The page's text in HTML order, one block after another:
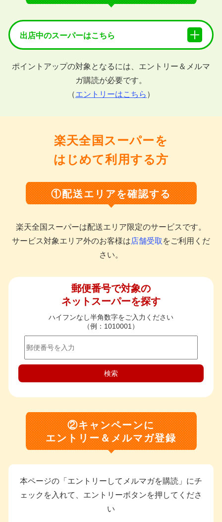
出店中のスーパーはこちら
ポイントアップの対象となるには、エントリー＆メルマ
ガ購読が必要です。
（エントリーはこちら ）
楽天全国スーパーを
はじめて利用する方
①配送エリアを確認する
楽天全国スーパーは配送エリア限定のサービスです。
サービス対象エリア外のお客様は店舗受取 をご利用くだ
さい。
郵便番号で対象の
ネットスーパーを探す
ハイフンなし半角数字をご入力ください
（例：1010001）
検索
②キャンペーンに
エントリー＆メルマガ登録
本ページの「エントリーしてメルマガを購読」にチ
ェックを入れて、エントリーボタンを押してくださ
い